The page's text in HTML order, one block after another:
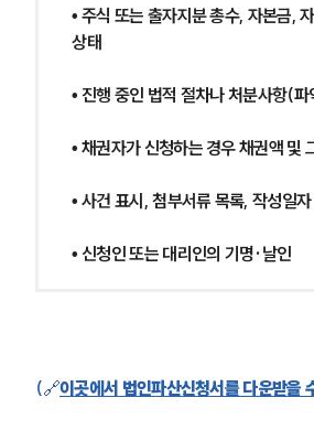
AI대륜
업무사례
사례분석/최신동
법률지식인
고객후기
• 주식 또는 출자지분 총수, 자본금,
상태
• 진행 중인 법적 절차나 처분사항(
• 채권자가 신청하는 경우 채권액 및
• 사건 표시, 첨부서류 목록, 작성일
• 신청인 또는 대리인의 기명·날인
(🔗이곳에서 법인파산신청서를 다운받을